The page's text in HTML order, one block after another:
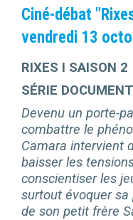
Ciné-débat
vendredi 13
RIXES Ι SAISON 2
SÉRIE DOCUMENT
Devenu un porte-
combattre le
Camara intervient
baisser les
conscientiser les
surtout évoquer
de son petit frère